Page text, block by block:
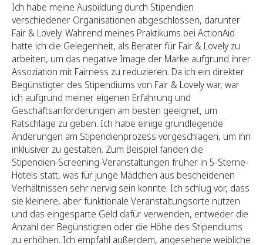
Ich habe meine Ausbildung durch Stipendien
verschiedener Organisationen abgeschlossen, darunter
Fair & Lovely. Während meines Praktikums bei ActionAid
hatte ich die Gelegenheit, als Berater für Fair & Lovely zu
arbeiten, um das negative Image der Marke aufgrund ihrer
Assoziation mit Fairness zu reduzieren. Da ich ein direkter
Begünstigter des Stipendiums von Fair & Lovely war, war
ich aufgrund meiner eigenen Erfahrung und
Geschäftsanforderungen am besten geeignet, um
Ratschläge zu geben. Ich habe einige grundlegende
Änderungen am Stipendienprozess vorgeschlagen, um ihn
inklusiver zu gestalten. Zum Beispiel fanden die
Stipendien-Screening-Veranstaltungen früher in 5-Sterne-
Hotels statt, was für junge Mädchen aus bescheidenen
Verhältnissen sehr nervig sein konnte. Ich schlug vor, dass
sie kleinere, aber funktionale Veranstaltungsorte nutzen
und das eingesparte Geld dafür verwenden, entweder die
Anzahl der Begünstigten oder die Höhe des Stipendiums
zu erhöhen. Ich empfahl außerdem, angesehene weibliche